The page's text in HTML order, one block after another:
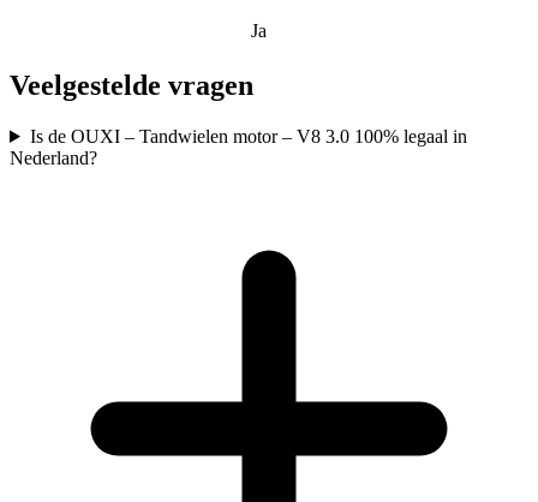
Ja
Veelgestelde vragen
Is de OUXI – Tandwielen motor – V8 3.0 100% legaal in
Nederland?